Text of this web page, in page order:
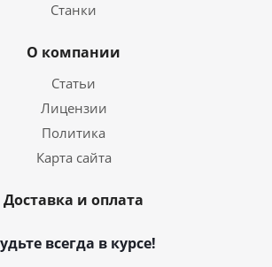
Станки
О компании
Статьи
Лицензии
Политика
Карта сайта
Доставка и оплата
всегда в курсе!